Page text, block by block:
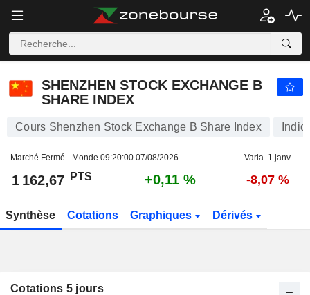
SHENZHEN STOCK EXCHANGE B
SHARE INDEX
Cours Shenzhen Stock Exchange B Share Index
Marché Fermé - Monde 09:20:00 07/08/2026 Varia. 1 janv.
1 162,67 PTS +0,11 % -8,07 %
Synthèse Cotations Graphiques Dérivés
Cotations 5 jours